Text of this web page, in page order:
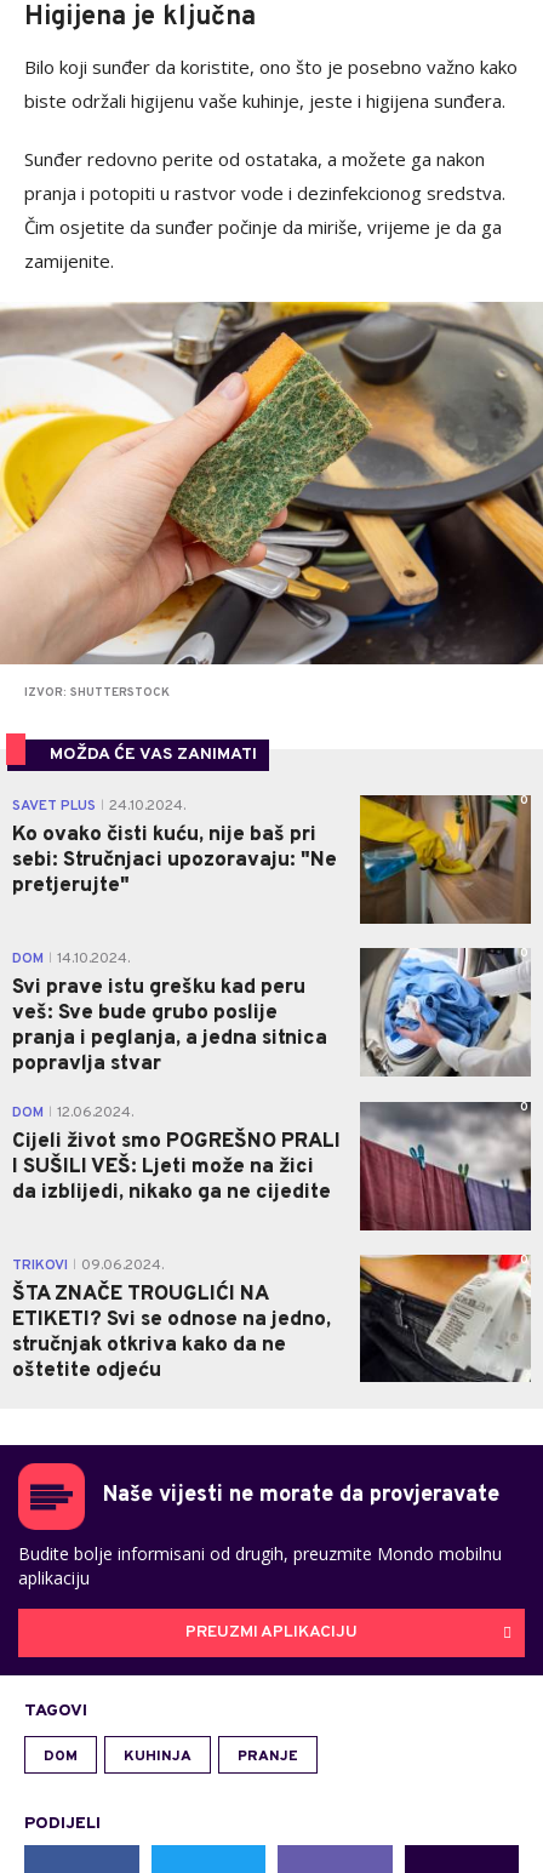
Higijena je ključna
Bilo koji sunđer da koristite, ono što je posebno važno kako
biste održali higijenu vaše kuhinje, jeste i higijena sunđera.
Sunđer redovno perite od ostataka, a možete ga nakon
pranja i potopiti u rastvor vode i dezinfekcionog sredstva.
Čim osjetite da sunđer počinje da miriše, vrijeme je da ga
zamijenite.
IZVOR: SHUTTERSTOCK
MOŽDA ĆE VAS ZANIMATI
SAVET PLUS 24.10.2024.
Ko ovako čisti kuću, nije baš pri
sebi: Stručnjaci upozoravaju: "Ne
pretjerujte"
0
DOM 14.10.2024.
Svi prave istu grešku kad peru
veš: Sve bude grubo poslije
pranja i peglanja, a jedna sitnica
popravlja stvar
0
DOM 12.06.2024.
Cijeli život smo POGREŠNO PRALI
I SUŠILI VEŠ: Ljeti može na žici
da izblijedi, nikako ga ne cijedite
0
TRIKOVI 09.06.2024.
ŠTA ZNAČE TROUGLIĆI NA
ETIKETI? Svi se odnose na jedno,
stručnjak otkriva kako da ne
oštetite odjeću
0
Naše vijesti ne morate da provjeravate
Budite bolje informisani od drugih, preuzmite Mondo mobilnu
aplikaciju
PREUZMI APLIKACIJU
TAGOVI
DOM KUHINJA PRANJE
PODIJELI